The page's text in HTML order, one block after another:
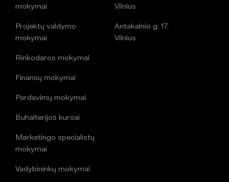
mokymai
Projektų valdymo
mokymai
Rinkodaros mokymai
Finansų mokymai
Pardavimų mokymai
Buhalterijos kursai
Marketingo specialistų
mokymai
Vadybininkų mokymai
Vilnius
Antakalnio g. 17,
Vilnius